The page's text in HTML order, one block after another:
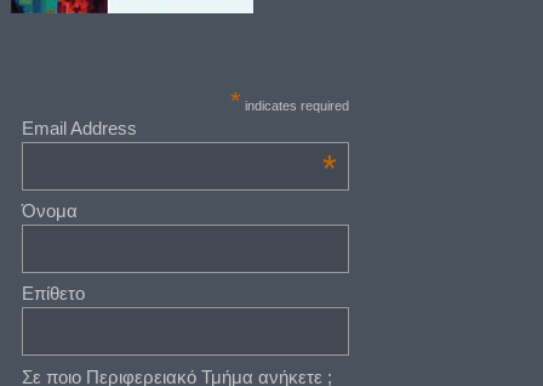
* indicates required
Email Address
*
Όνομα
Επίθετο
Σε ποιο Περιφερειακό Τμήμα ανήκετε ;